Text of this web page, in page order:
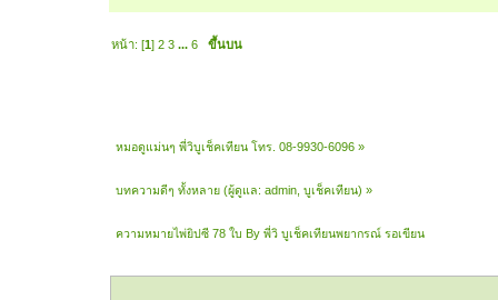
หน้า: [1]2 3 ...6 ขึ้นบน
หมอดูแม่นๆ พี่วิบูเช็คเทียน โทร. 08-9930-6096 »
บทความดีๆ ทั้งหลาย (ผู้ดูแล:admin ,บูเช็คเทียน) »
ความหมายไพ่ยิปซี 78 ใบ By พี่วิ บูเช็คเทียนพยากรณ์ รอเขียน